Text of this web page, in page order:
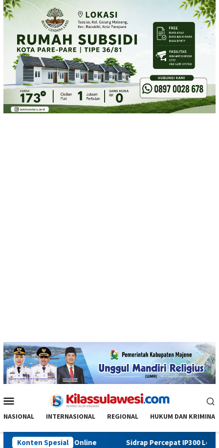
Loncat
ke
Mobile
NASIONAL INTERNASIONAL REGIONAL HUKUM DAN KRIMINAL
Konten Spesial
Media Online Sidrap Percepat IP300 Lewat